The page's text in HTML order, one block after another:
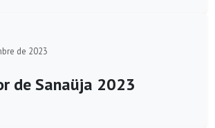
de 2023
de Sanaüja 2023